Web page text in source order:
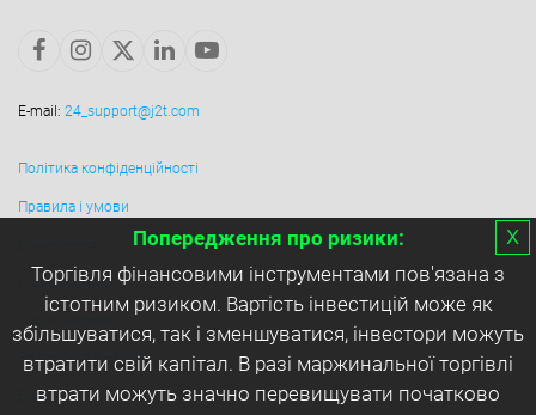
х
Попередження про ризики:
Торгівля фінансовими інструментами пов'язана з
істотним ризиком. Вартість інвестицій може як
збільшуватися, так і зменшуватися, інвестори можуть
втратити свій капітал. В разі маржинальної торгівлі
втрати можуть значно перевищувати початково
E-mail: 24_support@j2t.com
Політика конфіденційності
Правила і умови
Політика AML
Зв'яжіться з нами
Блог